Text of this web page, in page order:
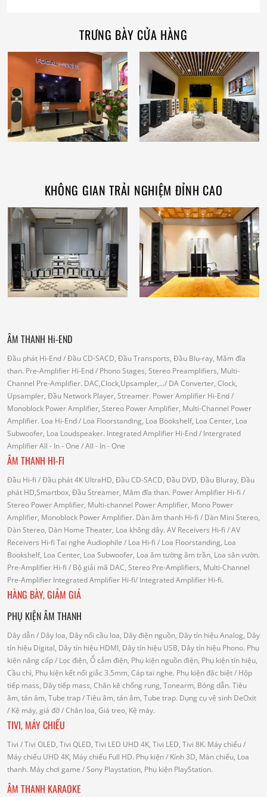
TRƯNG BÀY CỬA HÀNG
KHÔNG GIAN TRẢI NGHIỆM ĐỈNH CAO
ÂM THANH Hi-END
Đầu phát Hi-End/ Đầu CD-SACD, Đầu Transports, Đầu Blu-ray, Mâm đĩa
than. Pre-Amplifier Hi-End/ Phono Stages, Stereo Preamplifiers, Multi-
Channel Pre-Amplifier. DAC,Clock,Upsampler,.../ DA Converter, Clock,
Upsampler, Đầu Network Player, Streamer. Power Amplifier Hi-End/
Monoblock Power Amplifier, Stereo Power Amplifier, Multi-Channel Power
Amplifier. Loa Hi-End/ Loa Floorstanding, Loa Bookshelf, Loa Center, Loa
Subwoofer, Loa Loudspeaker. Integrated Amplifier Hi-End/ Intergrated
AmplifierAll - In - One / All - In - One
ÂM THANH HI-FI
Đầu Hi-fi / Đầu phát 4K UltraHD, Đầu CD-SACD, Đầu DVD, Đầu Bluray, Đầu
phát HD,Smartbox, Đầu Streamer, Mâm đĩa than. Power Amplifier Hi-fi /
Stereo Power Amplifier, Multi-channel Power Amplifier, Mono Power
Amplifier, Monoblock Power Amplifier. Dàn âm thanh Hi-fi / Dàn Mini Stereo,
Dàn Stereo, Dàn Home Theater, Loa không dây. AV Receivers Hi-fi / AV
Receivers Hi-fi Tai nghe Audiophile / Loa Hi-fi / Loa Floorstanding, Loa
Bookshelf, Loa Center, Loa Subwoofer, Loa âm tường âm trần, Loa sân vườn.
Pre-Amplifier Hi-fi / Bộ giải mã DAC, Stereo Pre-Amplifiers, Multi-Channel
Pre-Amplifier Integrated Amplifier Hi-fi/ Integrated Amplifier Hi-fi.
HÀNG BÀY, GIẢM GIÁ
PHỤ KIỆN ÂM THANH
Dây dẫn/ Dây loa, Dây nối cầu loa, Dây điện nguồn, Dây tín hiệu Analog, Dây
tín hiệu Digital, Dây tín hiệu HDMI, Dây tín hiệu USB, Dây tín hiệu Phono. Phụ
kiện nâng cấp/ Lọc điện, Ổ cắm điện, Phụ kiện nguồn điện, Phụ kiện tín hiệu,
Cầu chì, Phụ kiện kết nối giắc 3.5mm, Cáp tai nghe. Phụ kiện đặc biệt/ Hộp
tiếp mass, Dây tiếp mass, Chân kê chống rung, Tonearm, Bóng dẫn. Tiêu
âm, tán âm, Tube trap/ Tiêu âm, tán âm, Tube trap. Dụng cụ vệ sinh DeOxit
/ Kệ máy, giá đỡ/ Chân loa, Giá treo, Kệ máy.
TIVI, MÁY CHIẾU
Tivi / Tivi OLED, Tivi QLED, Tivi LED UHD 4K, Tivi LED, Tivi 8K. Máy chiếu/
Máy chiếu UHD 4K, Máy chiếu Full HD. Phụ kiện/ Kính 3D, Màn chiếu, Loa
thanh. Máy chơi game / Sony Playstation, Phụ kiện PlayStation.
ÂM THANH KARAOKE